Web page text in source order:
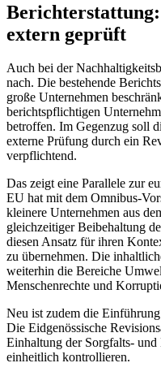
extern geprüft
Auch bei der
nach. Die bestehende
große Unternehmen
berichtspflichtigen
betroffen. Im Gegenzug soll
externe Prüfung durch ein
verpflichtend.
Das zeigt eine Parallele zur
EU hat mit dem Omnibus-
kleinere Unternehmen aus
gleichzeitiger Beibehaltung
diesen Ansatz für ihren
zu übernehmen. Die
weiterhin die Bereiche
Menschenrechte und
Neu ist zudem die
Die Eidgenössische
Einhaltung der Sorgfalts-
einheitlich kontrollieren.